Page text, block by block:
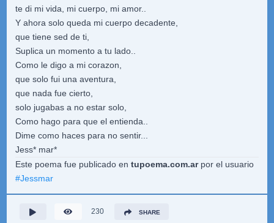
te di mi vida, mi cuerpo, mi amor..
Y ahora solo queda mi cuerpo decadente,
que tiene sed de ti,
Suplica un momento a tu lado..
Como le digo a mi corazon,
que solo fui una aventura,
que nada fue cierto,
solo jugabas a no estar solo,
Como hago para que el entienda..
Dime como haces para no sentir...
Jess* mar*
Este poema fue publicado en tupoema.com.arpor el usuario
#Jessmar
230 SHARE